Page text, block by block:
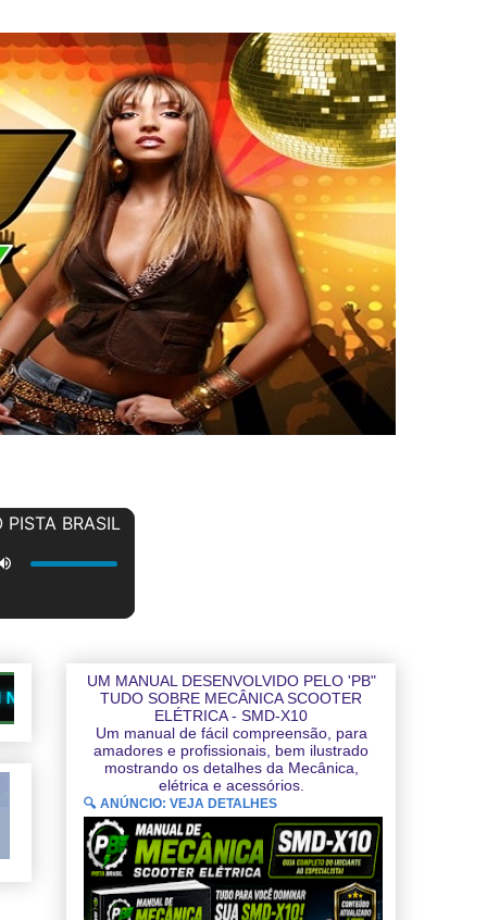
SITES QUE SÃO NOSSOS PARCEIROS
UM MANUAL DESENVOLVIDO PELO 'PB"
TUDO SOBRE MECÂNICA SCOOTER
ELÉTRICA - SMD-X10
Um manual de fácil compreensão, para
amadores e profissionais, bem ilustrado
mostrando os detalhes da Mecânica,
elétrica e acessórios.
🔍 ANÚNCIO: VEJA DETALHES